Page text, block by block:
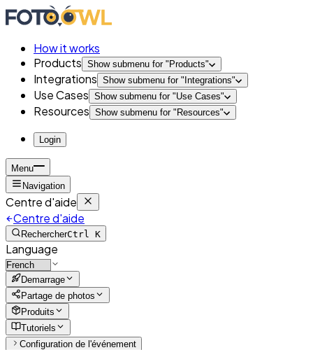
How it works
Products Show submenu for " Products"
Integrations Show submenu for " Integrations"
Use Cases Show submenu for "Use Cases"
Resources Show submenu for " Resources"
Login
Menu
Navigation
Centre d'aide
Centre d'aide
RechercherCtrl K
Language
Demarrage
Partage de photos
Produits
Tutoriels
Configuration de l'événement